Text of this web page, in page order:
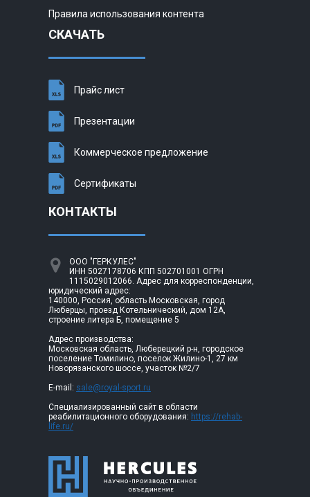
Правила использования контента
СКАЧАТЬ
Прайс лист
Презентации
Коммерческое предложение
Сертификаты
КОНТАКТЫ
ООО "ГЕРКУЛЕС"
ИНН 5027178706 КПП 502701001 ОГРН
1115029012066. Адрес для корреспонденции,
юридический адрес:
140000, Россия, область Московская, город
Люберцы, проезд Котельнический, дом 12А,
строение литера Б, помещение 5
Адрес производства:
Московская область, Люберецкий р-н, городское
поселение Томилино, поселок Жилино-1, 27 км
Новорязанского шоссе, участок №2/7
E-mail: sale@royal-sport.ru
Специализированный сайт в области
реабилитационного оборудования: https://rehab-
life.ru/